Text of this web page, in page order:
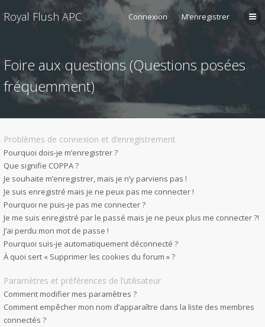
Royal Flush APC Connexion M’enregistrer
Foire aux questions (Questions posées
fréquemment)
Problèmes de connexion et d’enregistrement
Pourquoi dois-je m’enregistrer ?
Que signifie COPPA ?
Je souhaite m’enregistrer, mais je n’y parviens pas !
Je suis enregistré mais je ne peux pas me connecter !
Pourquoi ne puis-je pas me connecter ?
Je me suis enregistré par le passé mais je ne peux plus me connecter ?!
J’ai perdu mon mot de passe !
Pourquoi suis-je automatiquement déconnecté ?
À quoi sert « Supprimer les cookies du forum » ?
Paramètres et préférences de l’utilisateur
Comment modifier mes paramètres ?
Comment empêcher mon nom d’apparaître dans la liste des membres
connectés ?